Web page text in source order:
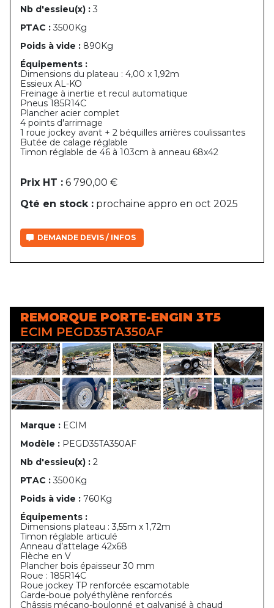
Nb d'essieu(x) :3
PTAC :3500Kg
Poids à vide : 890Kg
Équipements :
Dimensions du plateau : 4,00 x 1,92m
Essieux AL-KO
Freinage à inertie et recul automatique
Pneus 185R14C
Plancher acier complet
4 points d'arrimage
1 roue jockey avant + 2 béquilles arrières coulissantes
Butée de calage réglable
Timon réglable de 46 à 103cm à anneau 68x42
Prix HT : 6 790,00 €
Qté en stock : prochaine appro en oct 2025
DEMANDE DEVIS / INFOS
REMORQUE PORTE-ENGIN 3T5
ECIM PEGD35TA350AF
Marque : ECIM
Modèle : PEGD35TA350AF
Nb d'essieu(x) : 2
PTAC :3500Kg
Poids à vide : 760Kg
Équipements :
Dimensions plateau : 3,55m x 1,72m
Timon réglable articulé
Anneau d’attelage 42x68
Flèche en V
Plancher bois épaisseur 30 mm
Roue : 185R14C
Roue jockey TP renforcée escamotable
Garde-boue polyéthylène renforcés
Châssis mécano-boulonné et galvanisé à chaud